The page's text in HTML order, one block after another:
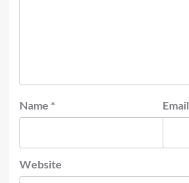
Name * Email
Website